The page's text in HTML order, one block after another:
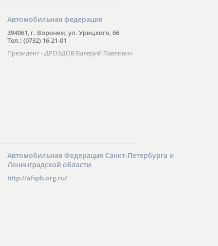
Автомобильная федерация
394061, г. Воронеж, ул. Урицкого, 66
Тел.: (0732) 16-21-01
Президент - ДРОЗДОВ Валерий Павлович
Автомобильная Федерация Санкт-Петербурга и
Ленинградской области
http://afspb.org.ru/